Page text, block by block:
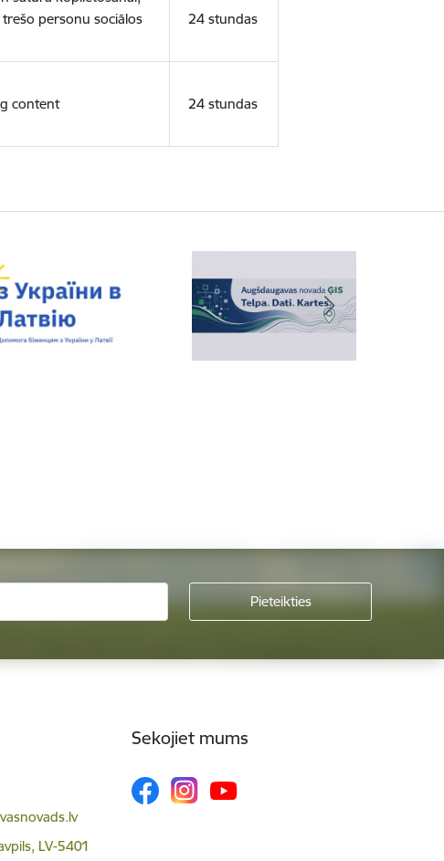
personu sociālos
24 stundas
content 24 stundas
LV-5401
Sekojiet mums